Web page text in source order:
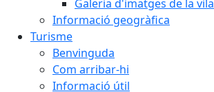
Galeria d'imatges de la vila
Informació geogràfica
Turisme
Benvinguda
Com arribar-hi
Informació útil